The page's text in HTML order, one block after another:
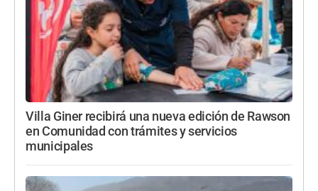
Villa Giner recibirá una nueva edición de Rawson
en Comunidad con trámites y servicios
municipales